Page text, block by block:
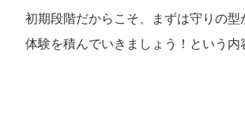
初期段階だからこそ、まずは守りの型
体験を積んでいきましょう！という内